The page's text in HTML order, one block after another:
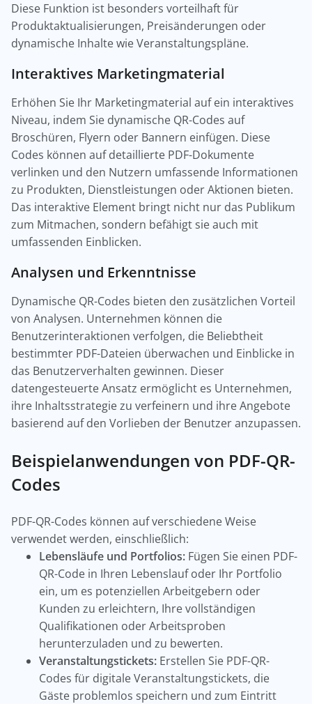
Diese Funktion ist besonders vorteilhaft für
Produktaktualisierungen, Preisänderungen oder
dynamische Inhalte wie Veranstaltungspläne.
Interaktives Marketingmaterial
Erhöhen Sie Ihr Marketingmaterial auf ein interaktives
Niveau, indem Sie dynamische QR-Codes auf
Broschüren, Flyern oder Bannern einfügen. Diese
Codes können auf detaillierte PDF-Dokumente
verlinken und den Nutzern umfassende Informationen
zu Produkten, Dienstleistungen oder Aktionen bieten.
Das interaktive Element bringt nicht nur das Publikum
zum Mitmachen, sondern befähigt sie auch mit
umfassenden Einblicken.
Analysen und Erkenntnisse
Dynamische QR-Codes bieten den zusätzlichen Vorteil
von Analysen. Unternehmen können die
Benutzerinteraktionen verfolgen, die Beliebtheit
bestimmter PDF-Dateien überwachen und Einblicke in
das Benutzerverhalten gewinnen. Dieser
datengesteuerte Ansatz ermöglicht es Unternehmen,
ihre Inhaltsstrategie zu verfeinern und ihre Angebote
basierend auf den Vorlieben der Benutzer anzupassen.
Beispielanwendungen von PDF-QR-
Codes
PDF-QR-Codes können auf verschiedene Weise
verwendet werden, einschließlich:
Lebensläufe und Portfolios: Fügen Sie einen PDF-
QR-Code in Ihren Lebenslauf oder Ihr Portfolio
ein, um es potenziellen Arbeitgebern oder
Kunden zu erleichtern, Ihre vollständigen
Qualifikationen oder Arbeitsproben
herunterzuladen und zu bewerten.
Veranstaltungstickets: Erstellen Sie PDF-QR-
Codes für digitale Veranstaltungstickets, die
Gäste problemlos speichern und zum Eintritt